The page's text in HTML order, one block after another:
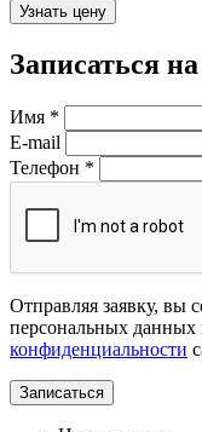
Записаться
Имя *
E-mail
Телефон *
Отправляя заявку, вы
персональных данных
конфиденциальности